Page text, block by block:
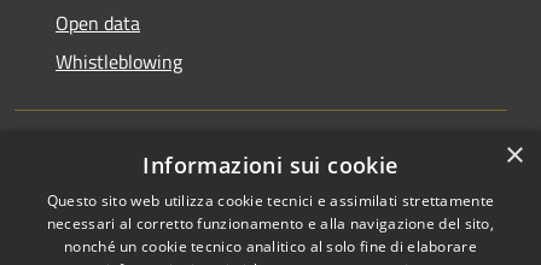
Open data
Whistleblowing
Accessibilità
Privacy
Pieve Emanuele • Powered by
Municipium•Accesso
×
Informazioni sui cookie
Questo sito web utilizza cookie tecnici e assimilati strettamente
necessari al corretto funzionamento e alla navigazione del sito,
nonché un cookie tecnico analitico al solo fine di elaborare